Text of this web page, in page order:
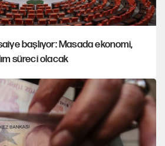
başlıyor: Masada ekonomi,
süreci olacak